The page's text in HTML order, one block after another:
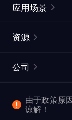
静态住宅代理
网页抓取 API
视频下载 API
ISP代理
ProxySite
应用场景
市场研究
爬行和索引
资源
常见问题解答
位置
公司
企业服务
由于政策原
谅解！